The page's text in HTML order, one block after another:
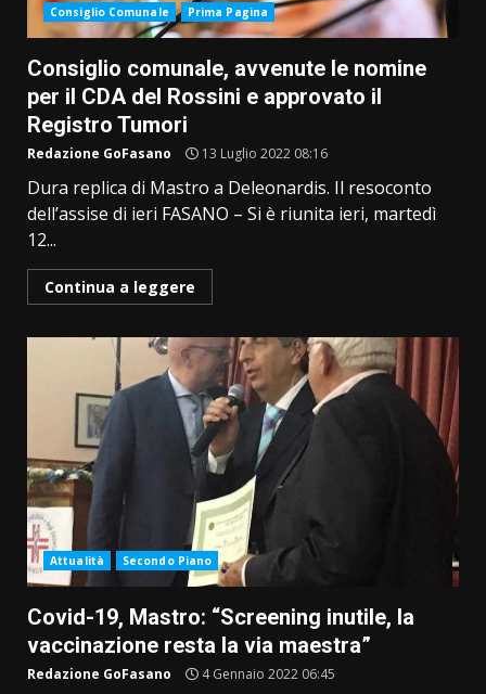
Consiglio Comunale Prima Pagina
Consiglio comunale, avvenute le nomine
per il CDA del Rossini e approvato il
Registro Tumori
Redazione GoFasano 13 Luglio 2022 08:16
Dura replica di Mastro a Deleonardis. Il resoconto
dell’assise di ieri FASANO – Si è riunita ieri, martedì
12...
Continua a leggere
Attualità Secondo Piano
Covid-19, Mastro: “Screening inutile, la
vaccinazione resta la via maestra”
Redazione GoFasano 4 Gennaio 2022 06:45